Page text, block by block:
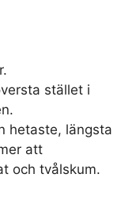
stället i
hetaste, längsta
att
och tvålskum.